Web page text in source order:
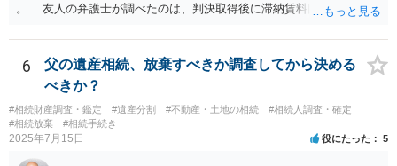
。 友人の弁護士が調べたのは、判決取得後に滞納賃料回収のため
預金の入出金履歴を調べたわけではありません。 残念ながら、事案
や目的も異なりますし、開示の内容も異なります。
6
父の遺産相続、放棄すべきか調査してから決める
べきか？
#相続財産調査・鑑定 #遺産分割 #不動産・土地の相続
#相続人調査・確定
#相続放棄
#相続手続き
2025年7月15日 役にたった 5